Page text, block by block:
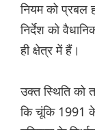
नियम को प्रबल
निर्देश को
ही क्षेत्र में हैं।
उक्त स्थिति को
कि चूंकि 1991 के